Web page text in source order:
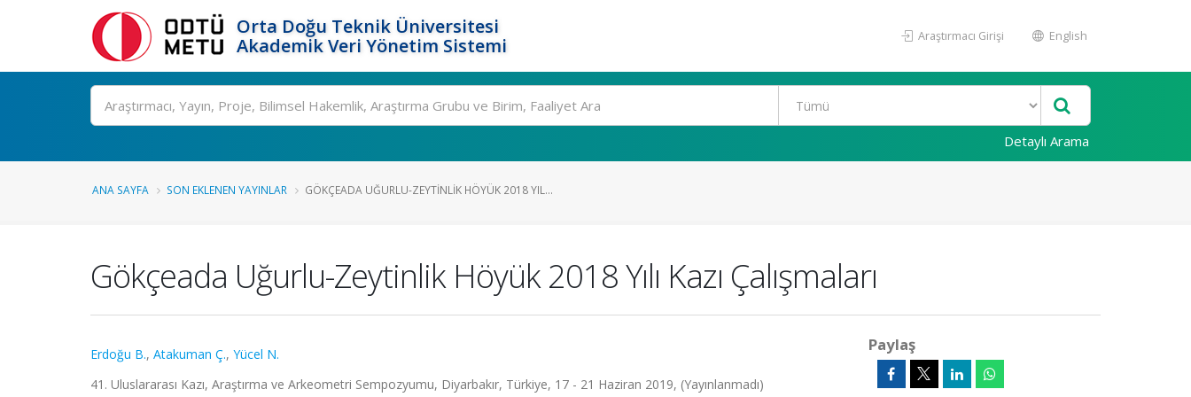
Orta Doğu Teknik Üniversitesi
Akademik Veri Yönetim Sistemi
Araştırmacı Girişi English
Ara
Detaylı Arama
ANA SAYFA SON EKLENEN YAYINLAR GÖKÇEADA UĞURLU-ZEYTINLIK HÖYÜK 2018 YIL...
Gökçeada Uğurlu-Zeytinlik Höyük 2018 Yılı Kazı Çalışmaları
Erdoğu B., Atakuman Ç., Yücel N.
41. Uluslararası Kazı, Araştırma ve Arkeometri Sempozyumu, Diyarbakır, Türkiye, 17 - 21 Haziran 2019, (Yayınlanmadı)
Paylaş